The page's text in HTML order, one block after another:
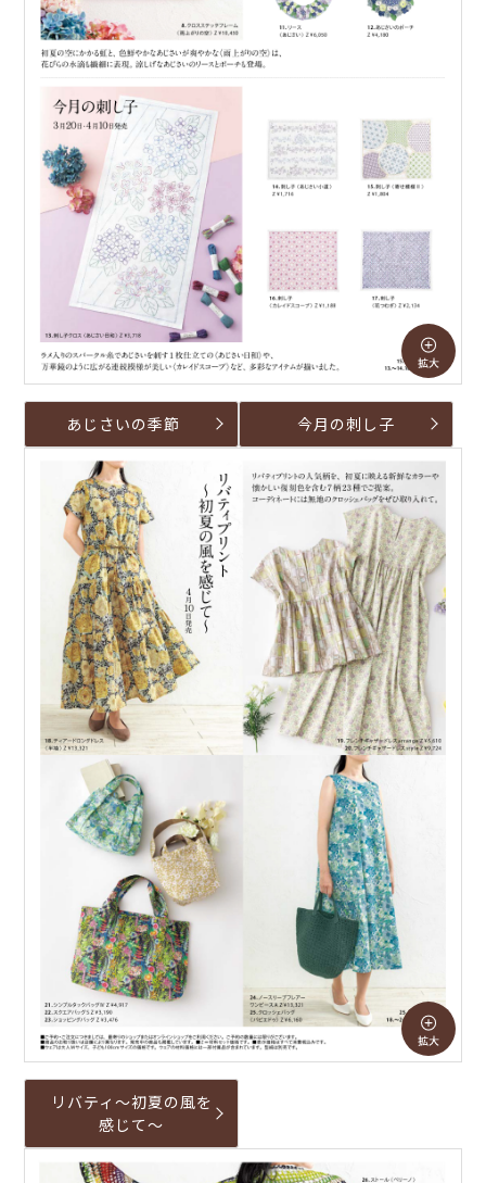
あじさいの季節 今月の刺し子
リバティ～初夏の風を
感じて～